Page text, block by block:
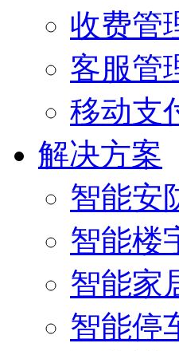
收费管
客服管
移动支
解决方案
智能安
智能楼
智能家
智能停